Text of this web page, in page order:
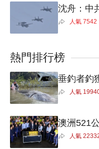
沈舟：中
人氣 7542
熱門排行榜
垂釣者釣
人氣
澳洲521
人氣